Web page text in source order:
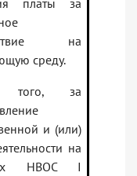
платы за
на
среду.
того, за
и (или)
на
НВОС I